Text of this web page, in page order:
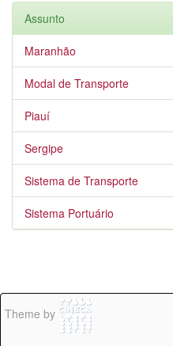
Assunto
Maranhão
Modal de Transporte
Piauí
Sergipe
Sistema de Transporte
Sistema Portuário
Theme by